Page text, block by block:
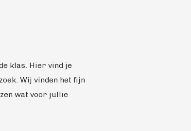
klas. Hier vind je
Wij vinden het fijn
wat voor jullie